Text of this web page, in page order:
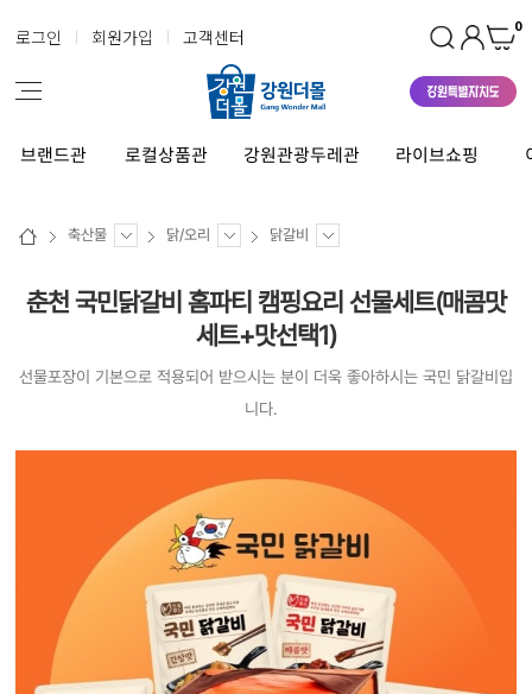
로그인 회원가입 고객센터 0
브랜드관 로컬상품관 강원관광두레관 라이브쇼핑
축산물 닭/오리 닭갈비
춘천 국민닭갈비 홈파티 캠핑요리 선물세트(매콤맛
세트+맛선택1)
선물포장이 기본으로 적용되어 받으시는 분이 더욱 좋아하시는 국민 닭갈비입
니다.